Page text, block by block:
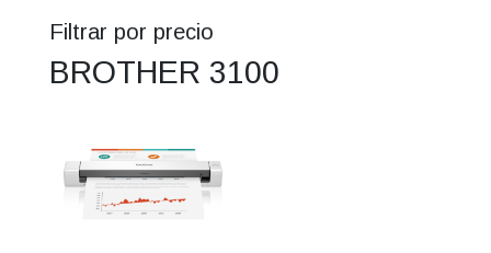
Filtrar por precio
BROTHER 3100